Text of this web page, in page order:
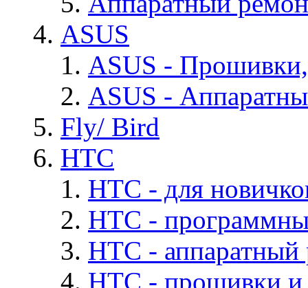
ASUS
ASUS -
ASUS -
Fly/ Bird
HTC
HTC - для
HTC -
HTC - аппаратный
HTC - прошивки